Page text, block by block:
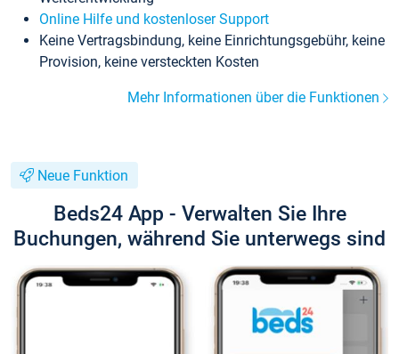
Online Hilfe und kostenloser Support
Keine Vertragsbindung, keine Einrichtungsgebühr, keine
Provision, keine versteckten Kosten
Mehr Informationen über die Funktionen
Neue Funktion
Beds24 App - Verwalten Sie Ihre
Buchungen, während Sie unterwegs sind